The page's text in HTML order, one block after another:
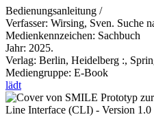
Bedienungsanleitung /
Verfasser: Wirsing, Sven. Suche
Medienkennzeichen: Sachbuch
Jahr: 2025.
Verlag: Berlin, Heidelberg :,
Mediengruppe: E-Book
lädt